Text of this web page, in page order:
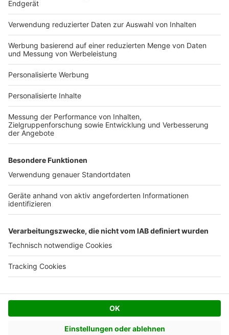
Häuser-Suche
Hausanbieter-Suche
Bauprojekt-Profil
Für Unternehmen
Ihre Baufirma auf bauen.de
Kostenloses Infogespräch
© AVIV Germany GmbH - 2026
Facebook
Twitter